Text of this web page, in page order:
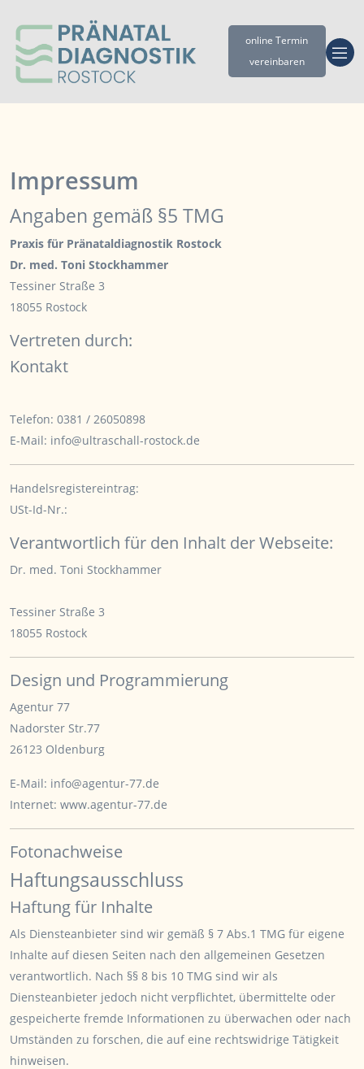
online Termin
vereinbaren
Impressum
Angaben gemäß §5 TMG
Praxis für Pränataldiagnostik Rostock
Dr. med. Toni Stockhammer
Tessiner Straße 3
18055 Rostock
Vertreten durch:
Kontakt
Telefon: 0381 / 26050898
E-Mail: info@ultraschall-rostock.de
Handelsregistereintrag:
USt-Id-Nr.:
Verantwortlich für den Inhalt der Webseite:
Dr. med. Toni Stockhammer
Tessiner Straße 3
18055 Rostock
Design und Programmierung
Agentur 77
Nadorster Str.77
26123 Oldenburg
E-Mail: info@agentur-77.de
Internet: www.agentur-77.de
Fotonachweise
Haftungsausschluss
Haftung für Inhalte
Als Diensteanbieter sind wir gemäß § 7 Abs.1 TMG für eigene
Inhalte auf diesen Seiten nach den allgemeinen Gesetzen
verantwortlich. Nach §§ 8 bis 10 TMG sind wir als
Diensteanbieter jedoch nicht verpflichtet, übermittelte oder
gespeicherte fremde Informationen zu überwachen oder nach
Umständen zu forschen, die auf eine rechtswidrige Tätigkeit
hinweisen.